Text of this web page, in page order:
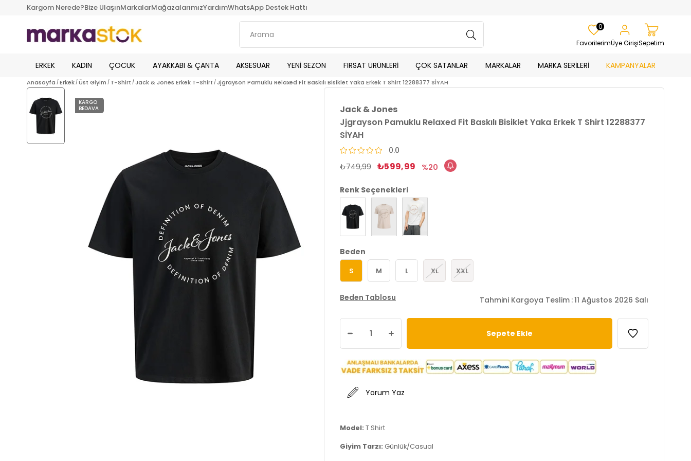
Kargom Nerede?Bize UlaşınMarkalarMağazalarımızYardımWhatsApp Destek Hattı
Favorilerim
0
Üye GirişiSepetim
ERKEK KADIN ÇOCUK AYAKKABI & ÇANTA AKSESUAR YENİ SEZON FIRSAT ÜRÜNLERİ ÇOK SATANLAR MARKALAR MARKA SERİLERİ KAMPANYALAR
Anasayfa Erkek Üst Giyim T-Shirt Jack & Jones Erkek T-Shirt Jjgrayson Pamuklu Relaxed Fit Baskılı Bisiklet Yaka Erkek T Shirt 12288377 SİYAH
KARGO
BEDAVA
Jack & Jones
Jjgrayson Pamuklu Relaxed Fit Baskılı Bisiklet Yaka Erkek T Shirt 12288377
SİYAH
0.0
₺749,99 ₺599,99 20
Renk Seçenekleri
Beden
S M L XL XXL
Beden Tablosu Tahmini Kargoya Teslim :11 Ağustos 2026 Salı
Yorum Yaz
Model: T Shirt
Giyim Tarzı: Günlük/Casual